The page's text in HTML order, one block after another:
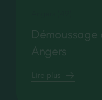
Démoussage
Angers
Lire plus